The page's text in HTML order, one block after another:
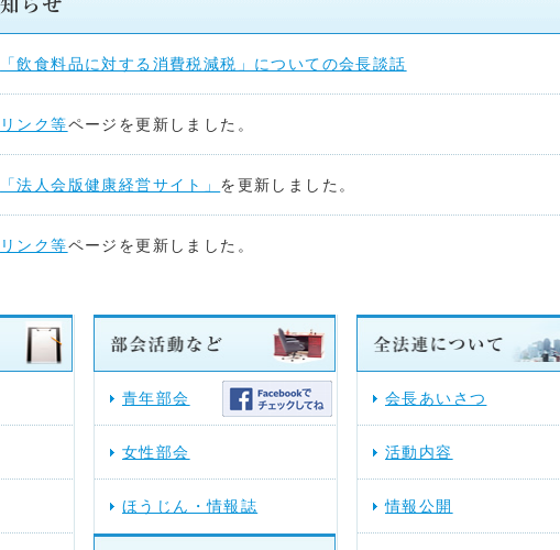
「飲食料品に対する消費税減税」についての会長談話
リンク等ページを更新しました。
「法人会版健康経営サイト」 を更新しました。
リンク等ページを更新しました。
リンク等
リンク等ページ「関係省庁」に地方税共同機構からのお知らせを掲載しま
を更新しました。
青年部会
女性部会
ほうじん・情報誌
会長あいさつ
活動内容
情報公開